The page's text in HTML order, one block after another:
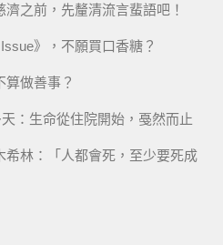
之前，先釐清流言蜚語吧！
》，不願買口香糖？
做善事？
：生命從住院開始，戞然而止
林：「人都會死，至少要死成